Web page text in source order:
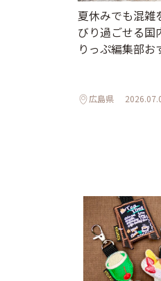
夏休みでも混雑
びり過ごせる国
りっぷ編集部お
広島県